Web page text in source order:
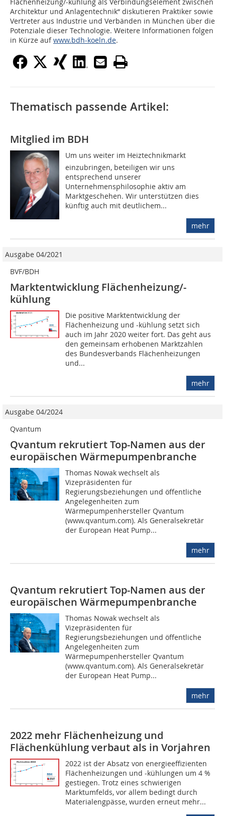
Architektur und Anlagentechnik“ diskutieren Praktiker sowie
Vertreter aus Industrie und Verbänden in München über die
Potenziale dieser Technologie. Weitere Informationen folgen
in Kürze aufwww.bdh-koeln.de.
Thematisch passende Artikel:
Mitglied im BDH
Um uns weiter im Heiztechnikmarkt
einzubringen, beteiligen wir uns
entsprechend unserer
Unternehmensphilosophie aktiv am
Marktgeschehen. Wir unterstützen dies
künftig auch mit deutlichem...
mehr
Ausgabe 04/2021
BVF/BDH
Marktentwicklung Flächenheizung/-
kühlung
Die positive Marktentwicklung der
Flächenheizung und -kühlung setzt sich
auch im Jahr 2020 weiter fort. Das geht aus
den gemeinsam erhobenen Marktzahlen
des Bundesverbands Flächenheizungen
und...
mehr
Ausgabe 04/2024
Qvantum
Qvantum rekrutiert Top-Namen aus der
europäischen Wärmepumpenbranche
Thomas Nowak wechselt als
Vizepräsidenten für
Regierungsbeziehungen und öffentliche
Angelegenheiten zum
Wärmepumpenhersteller Qvantum
(www.qvantum.com). Als Generalsekretär
der European Heat Pump...
mehr
Qvantum rekrutiert Top-Namen aus der
europäischen Wärmepumpenbranche
Thomas Nowak wechselt als
Vizepräsidenten für
Regierungsbeziehungen und öffentliche
Angelegenheiten zum
Wärmepumpenhersteller Qvantum
(www.qvantum.com). Als Generalsekretär
der European Heat Pump...
mehr
2022 mehr Flächenheizung und
Flächenkühlung verbaut als in Vorjahren
2022 ist der Absatz von energieeffizienten
Flächenheizungen und -kühlungen um 4 %
gestiegen. Trotz eines schwierigen
Marktumfelds, vor allem bedingt durch
Materialengpässe, wurden erneut mehr...